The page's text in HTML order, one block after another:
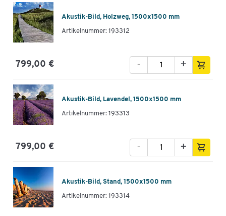
Akustik-Bild, Holzweg, 1500x1500 mm
Artikelnummer: 193312
799,00 € +
-
Akustik-Bild, Lavendel, 1500x1500 mm
Artikelnummer: 193313
799,00 € +
-
Akustik-Bild, Stand, 1500x1500 mm
Artikelnummer: 193314